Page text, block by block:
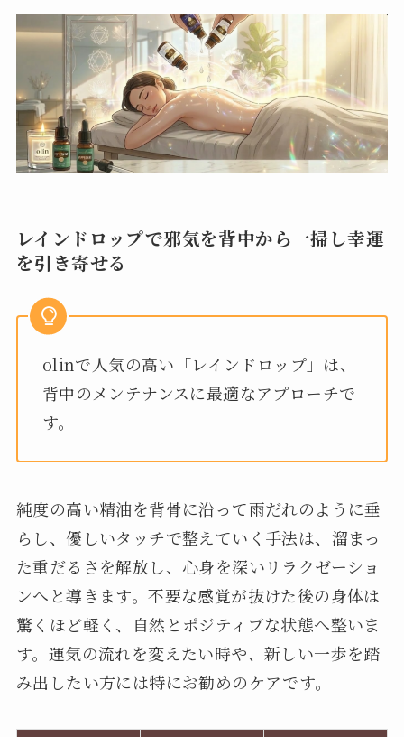
レインドロップで邪気を背中から一掃し幸運
を引き寄せる
olinで人気の高い「レインドロップ」は、
背中のメンテナンスに最適なアプローチで
す。
純度の高い精油を背骨に沿って雨だれのように垂
らし、優しいタッチで整えていく手法は、溜まっ
た重だるさを解放し、心身を深いリラクゼーショ
ンへと導きます。不要な感覚が抜けた後の身体は
驚くほど軽く、自然とポジティブな状態へ整いま
す。運気の流れを変えたい時や、新しい一歩を踏
み出したい方には特にお勧めのケアです。